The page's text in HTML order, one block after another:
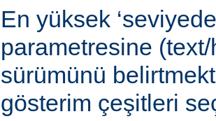
En yüksek
parametresine
sürümünü
gösterim çeşitleri